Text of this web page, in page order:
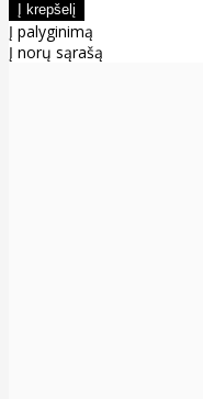
Į palyginimą
Į norų sąrašą